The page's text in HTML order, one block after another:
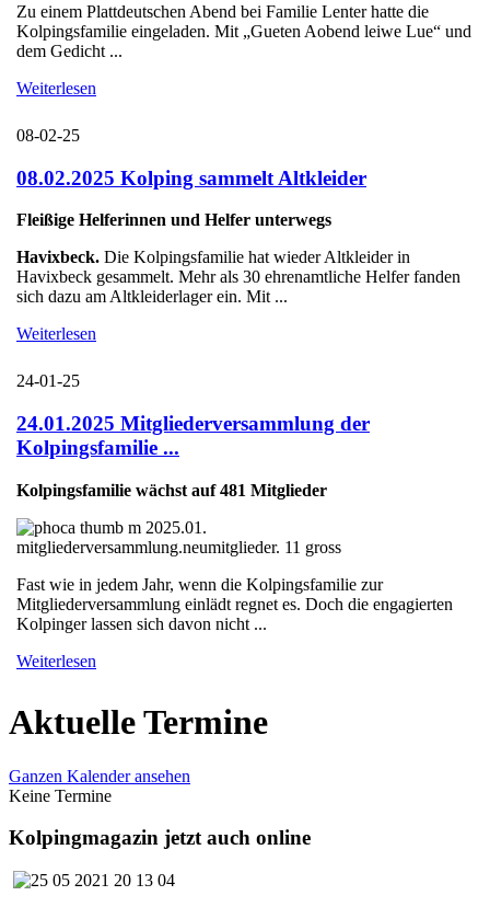
Zu einem Plattdeutschen Abend bei Familie Lenter hatte die
Kolpingsfamilie eingeladen. Mit „Gueten Aobend leiwe Lue“ und
dem Gedicht ...
Weiterlesen
08-02-25
08.02.2025 Kolping sammelt Altkleider
Fleißige Helferinnen und Helfer unterwegs
Havixbeck. Die Kolpingsfamilie hat wieder Altkleider in
Havixbeck gesammelt. Mehr als 30 ehrenamtliche Helfer fanden
sich dazu am Altkleiderlager ein. Mit ...
Weiterlesen
24-01-25
24.01.2025 Mitgliederversammlung der
Kolpingsfamilie ...
Kolpingsfamilie wächst auf 481 Mitglieder
Fast wie in jedem Jahr, wenn die Kolpingsfamilie zur
Mitgliederversammlung einlädt regnet es. Doch die engagierten
Kolpinger lassen sich davon nicht ...
Weiterlesen
Aktuelle Termine
Ganzen Kalender ansehen
Keine Termine
Kolpingmagazin jetzt auch online